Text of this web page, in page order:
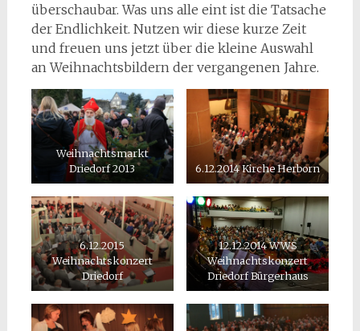
überschaubar. Was uns alle eint ist die Tatsache
der Endlichkeit. Nutzen wir diese kurze Zeit
und freuen uns jetzt über die kleine Auswahl
an Weihnachtsbildern der vergangenen Jahre.
Weihnachtsmarkt
Driedorf 2013
6.12.2014 Kirche Herborn
6.12.2015
Weihnachtskonzert
Driedorf
12.12.2014 WWS
Weihnachtskonzert
Driedorf Bürgerhaus